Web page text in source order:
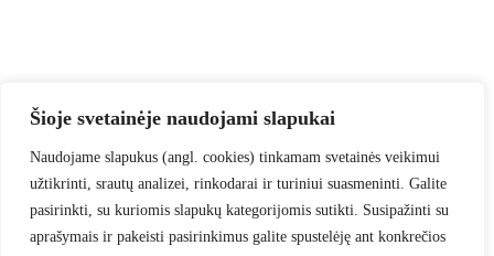
Šioje svetainėje naudojami slapukai
Naudojame slapukus (angl. cookies) tinkamam svetainės veikimui
užtikrinti, srautų analizei, rinkodarai ir turiniui suasmeninti. Galite
pasirinkti, su kuriomis slapukų kategorijomis sutikti. Susipažinti su
aprašymais ir pakeisti pasirinkimus galite spustelėję ant konkrečios